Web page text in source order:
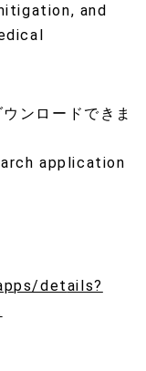
and
ンロードできま
application
details?